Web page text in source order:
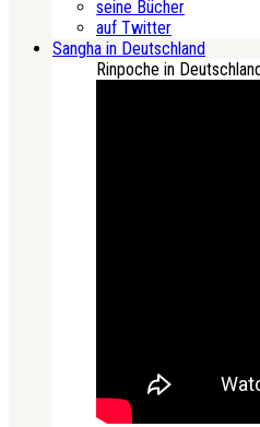
seine Bücher
auf Twitter
Sangha in Deutschland
Rinpoche in